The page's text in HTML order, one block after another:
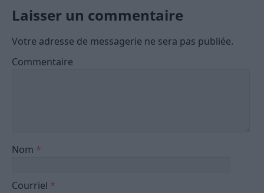
Laisser un commentaire
Votre adresse de messagerie ne sera pas publiée.
Commentaire
Nom *
Courriel *